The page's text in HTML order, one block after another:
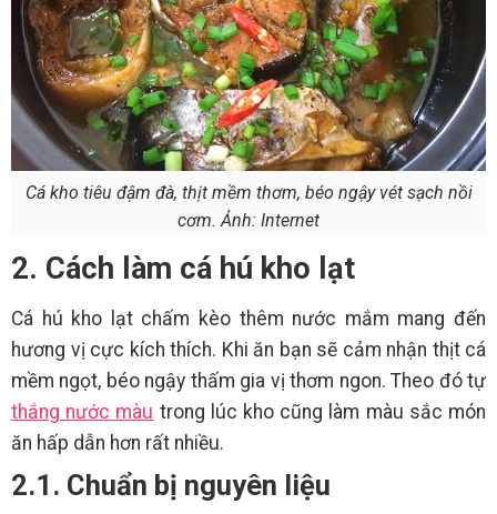
Cá kho tiêu đậm đà, thịt mềm thơm, béo ngậy vét sạch nồi
cơm. Ảnh: Internet
2. Cách làm cá hú kho lạt
Cá hú kho lạt chấm kèo thêm nước mắm mang đến
hương vị cực kích thích. Khi ăn bạn sẽ cảm nhận thịt cá
mềm ngọt, béo ngậy thấm gia vị thơm ngon. Theo đó tự
thắng nước màu trong lúc kho cũng làm màu sắc món
ăn hấp dẫn hơn rất nhiều.
2.1. Chuẩn bị nguyên liệu